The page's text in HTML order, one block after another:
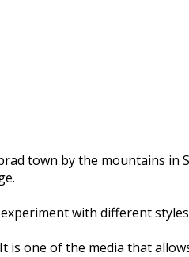
town by the mountains in
with different
one of the media that